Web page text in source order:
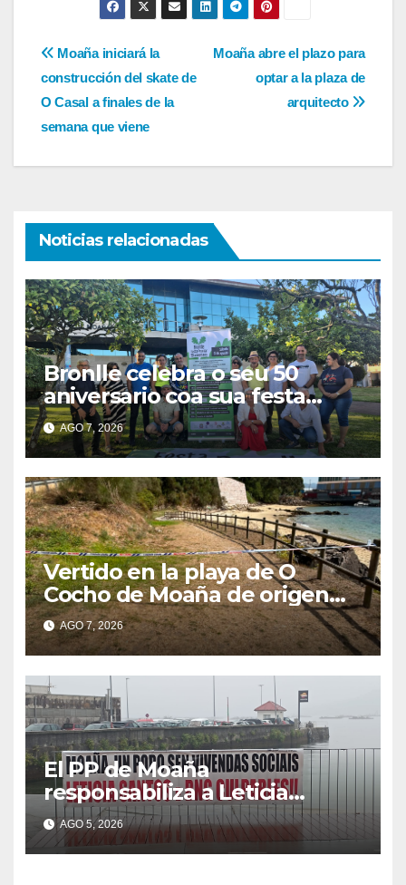
Navegación
de
entradas
Moaña abre el plazo para
optar a la plaza de
arquitecto
Moaña iniciará la
construcción del skate de
O Casal a finales de la
semana que viene
Noticias relacionadas
Bronlle celebra o seu 50
aniversario coa sua festa
popular o vindeiro sábado 15
de agosto
AGO 7, 2026
Vertido en la playa de O
Cocho de Moaña de origen
desconocido
AGO 7, 2026
El PP de Moaña
responsabiliza a Leticia
Santos de poner en riesgo la
construcción de viviendas
sociales de As Raíñas
AGO 5, 2026